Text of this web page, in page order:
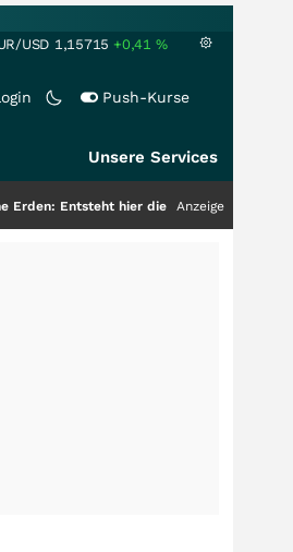
USD 1,15715 +0,41 %
Push-Kurse
Unsere Services
Entsteht hier die nächste Milliardenstory?
Anzeige